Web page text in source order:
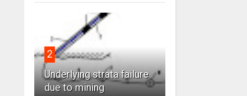
2
Underlying strata failure
due to mining